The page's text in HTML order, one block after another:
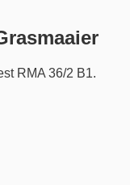
RMA 36/2 B1.